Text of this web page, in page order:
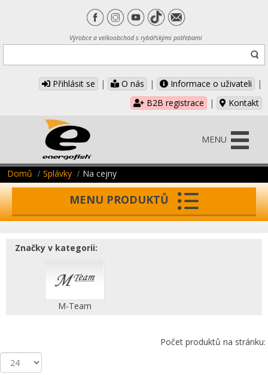
Výrobce a velkoobchod s rybářskými potřebami
Přihlásit se | O nás | Informace o uživateli
|
B2B registrace
| Kontakt
MENU
Domů Splávky Na cejny
MENU PRODUKTŮ
Značky v kategorii:
M-Team
Počet produktů na stránku: